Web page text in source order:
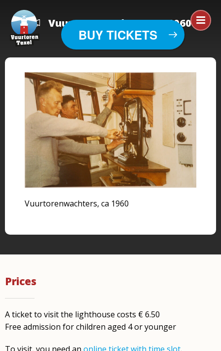
BUY TICKETS
Vuurtorenwachters, ca 1960
Vuurtorenwachters, ca 1960
Prices
A ticket to visit the lighthouse costs € 6.50
Free admission for children aged 4 or younger
To visit, you need an online ticket with time slot.